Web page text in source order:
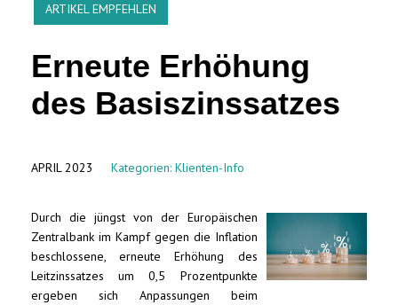
ARTIKEL EMPFEHLEN
Erneute Erhöhung
des Basiszinssatzes
APRIL 2023 Kategorien: Klienten-Info
Durch die jüngst von der Europäischen
Zentralbank im Kampf gegen die Inflation
beschlossene, erneute Erhöhung des
Leitzinssatzes um 0,5 Prozentpunkte
ergeben sich Anpassungen beim